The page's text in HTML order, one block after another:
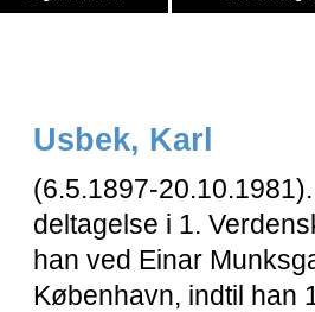
Usbek, Karl
(6.5.1897-
deltagelse i 1.
han ved Einar
København, indtil han